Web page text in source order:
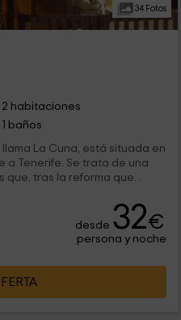
34 Fotos
2 habitaciones
1 baños
La Cuna, está situada en
a Tenerife. Se trata de una
tras la reforma que...
desde 32€
persona y noche